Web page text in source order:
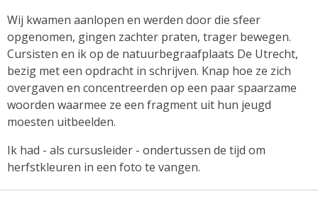
Wij kwamen aanlopen en werden door die sfeer
opgenomen, gingen zachter praten, trager bewegen.
Cursisten en ik op de natuurbegraafplaats De Utrecht,
bezig met een opdracht in schrijven. Knap hoe ze zich
overgaven en concentreerden op een paar spaarzame
woorden waarmee ze een fragment uit hun jeugd
moesten uitbeelden.
Ik had - als cursusleider - ondertussen de tijd om
herfstkleuren in een foto te vangen.